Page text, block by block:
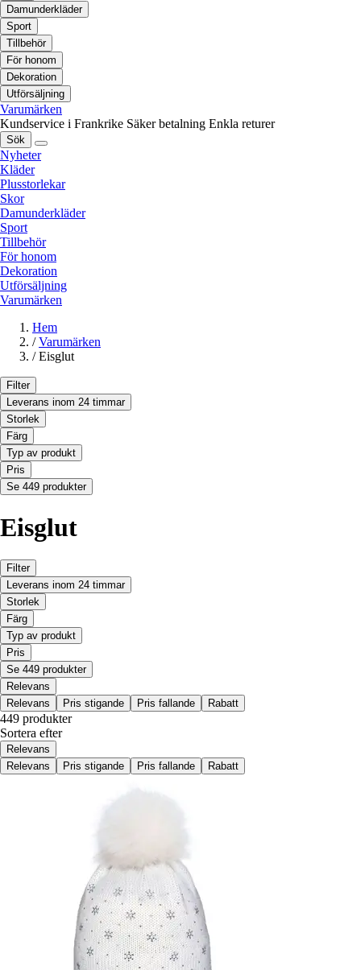
Damunderkläder
Sport
Tillbehör
För honom
Dekoration
Utförsäljning
Varumärken
Kundservice i Frankrike Säker betalning Enkla returer
Sök
Nyheter
Kläder
Plusstorlekar
Skor
Damunderkläder
Sport
Tillbehör
För honom
Dekoration
Utförsäljning
Varumärken
Hem
/ Varumärken
/ Eisglut
Filter
Leverans inom 24 timmar
Storlek
Färg
Typ av produkt
Pris
Se 449 produkter
Eisglut
Filter
Leverans inom 24 timmar
Storlek
Färg
Typ av produkt
Pris
Se 449 produkter
Relevans
Relevans
Pris stigande Pris fallande Rabatt
449 produkter
Sortera efter
Relevans
Relevans
Pris stigande Pris fallande Rabatt